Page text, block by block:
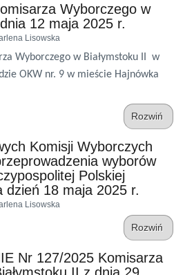
Wyborczego w
12 maja 2025 r.
Lisowska
Wyborczego w Białymstoku II w
OKW nr. 9 w mieście Hajnówka
Rozwiń
Komisji Wyborczych
wyborów
Polskiej
dzień 18 maja 2025 r.
Lisowska
Rozwiń
Nr 127/2025 Komisarza